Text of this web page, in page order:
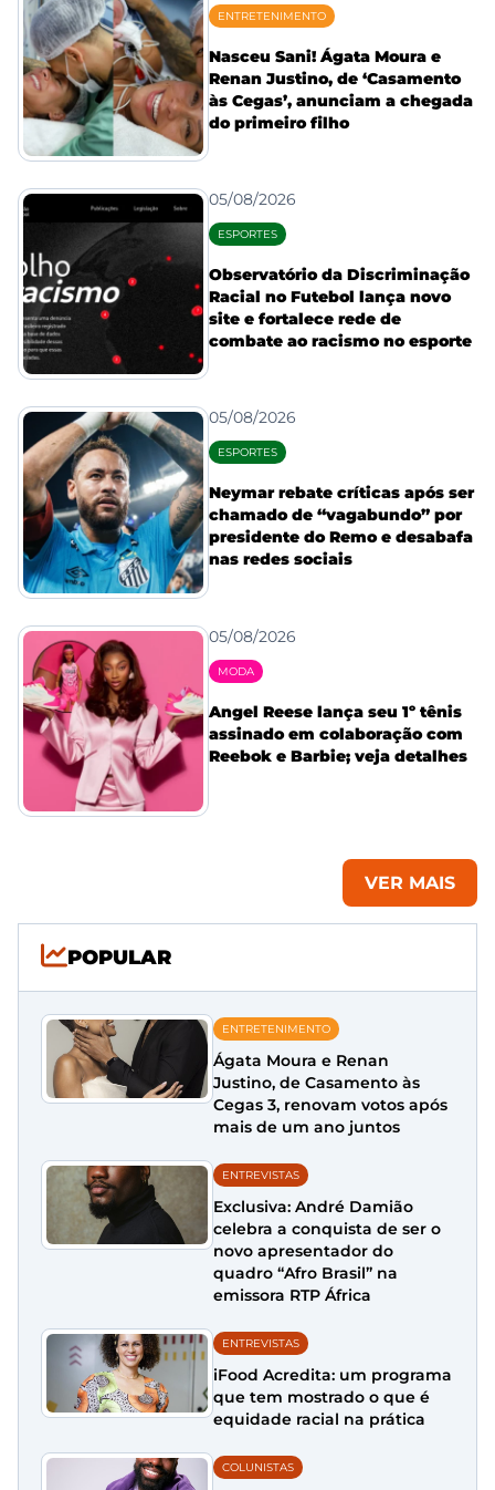
ENTRETENIMENTO
Nasceu Sani! Ágata Moura e
Renan Justino, de ‘Casamento
às Cegas’, anunciam a chegada
do primeiro filho
05/08/2026
ESPORTES
Observatório da Discriminação
Racial no Futebol lança novo
site e fortalece rede de
combate ao racismo no esporte
05/08/2026
ESPORTES
Neymar rebate críticas após ser
chamado de “vagabundo” por
presidente do Remo e desabafa
nas redes sociais
05/08/2026
MODA
Angel Reese lança seu 1º tênis
assinado em colaboração com
Reebok e Barbie; veja detalhes
VER MAIS
POPULAR
ENTRETENIMENTO
Ágata Moura e Renan
Justino, de Casamento às
Cegas 3, renovam votos após
mais de um ano juntos
ENTREVISTAS
Exclusiva: André Damião
celebra a conquista de ser o
novo apresentador do
quadro “Afro Brasil” na
emissora RTP África
ENTREVISTAS
iFood Acredita: um programa
que tem mostrado o que é
equidade racial na prática
COLUNISTAS